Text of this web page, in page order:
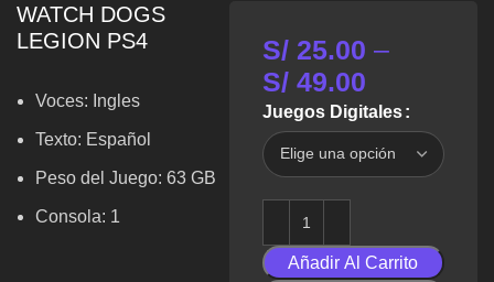
WATCH DOGS
LEGION PS4
Voces: Ingles
Texto: Español
Peso del Juego: 63 GB
Consola: 1
S/25.00 –
S/49.00
Juegos Digitales
Añadir Al Carrito